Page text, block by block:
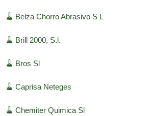
🧹 Belza Chorro Abrasivo S L
🧹 Brill 2000, S.l.
🧹 Bros Sl
🧹 Caprisa Neteges
🧹 Chemiter Quimica Sl